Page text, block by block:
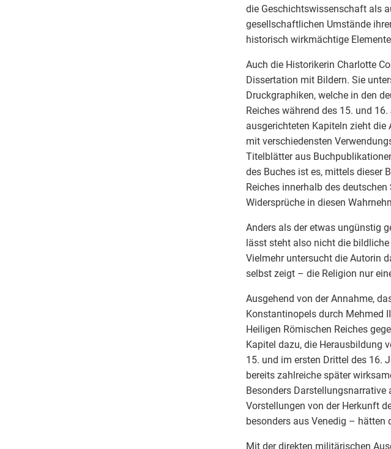
die Geschichtswissenschaft als
gesellschaftlichen Umstände
historisch wirkmächtige
Auch die Historikerin Charlotte
Dissertation mit Bildern. Sie
Druckgraphiken, welche in den
Reiches während des 15. und
ausgerichteten Kapiteln zieht
mit verschiedensten
Titelblätter aus
des Buches ist es, mittels dieser
Reiches innerhalb des
Widersprüche in diesen
Anders als der etwas ungünstig
lässt steht also nicht die
Vielmehr untersucht die Autorin
selbst zeigt – die Religion nur
Ausgehend von der Annahme,
Konstantinopels durch Mehmed
Heiligen Römischen Reiches
Kapitel dazu, die Herausbildung
15. und im ersten Drittel des 16.
bereits zahlreiche später
Besonders
Vorstellungen von der Herkunft
besonders aus Venedig – hätten
Mit der direkten militärischen